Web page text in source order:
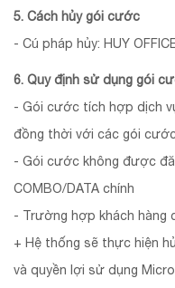
5. Cách hủy gói cước
- Cú pháp hủy: HUY
6. Quy định sử dụng gói
- Gói cước tích hợp dịch
đồng thời với các gói
- Gói cước không được
COMBO/DATA chính
- Trường hợp khách hàng
+ Hệ thống sẽ thực hiện
và quyền lợi sử dụng